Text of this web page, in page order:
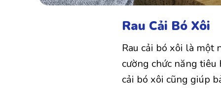
Rau Cải Bó Xôi
Rau cải bó xôi là một
cường chức năng tiêu
cải bó xôi cũng giúp